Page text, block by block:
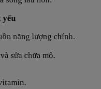
yếu
năng lượng chính.
sửa chữa mô.